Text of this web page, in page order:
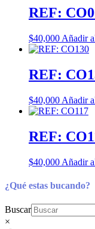
REF:
$40,000 Añadir
REF:
$40,000 Añadir
REF:
$40,000 Añadir
¿Qué estas bucando?
Buscar
×